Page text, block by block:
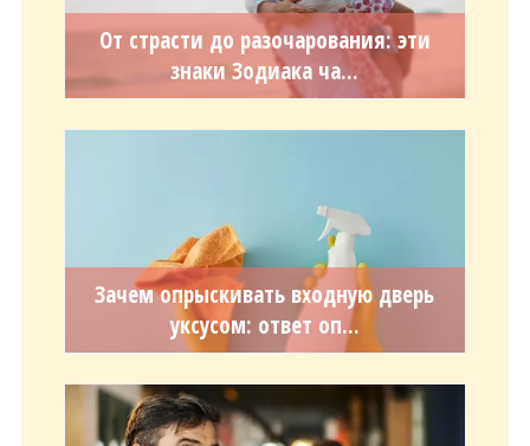
От страсти до разочарования: эти
знаки Зодиака ча...
Зачем опрыскивать входную дверь
уксусом: ответ оп...